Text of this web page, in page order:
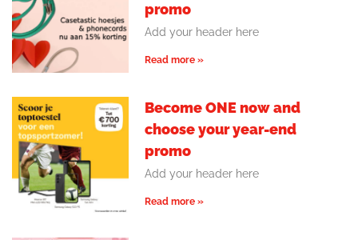
promo
Add your header here
Read more »
Become ONE now and
choose your year-end
promo
Add your header here
Read more »